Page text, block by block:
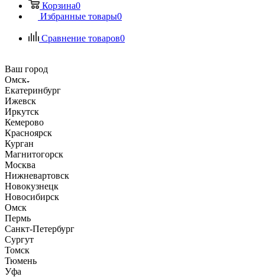
Корзина0
Избранные товары0
Сравнение товаров0
Ваш город
Омск
Екатеринбург
Ижевск
Иркутск
Кемерово
Красноярск
Курган
Магнитогорск
Москва
Нижневартовск
Новокузнецк
Новосибирск
Омск
Пермь
Санкт-Петербург
Сургут
Томск
Тюмень
Уфа